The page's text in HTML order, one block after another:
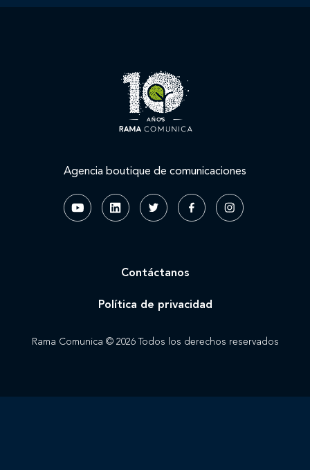
Agencia boutique de comunicaciones
Rama Comunica © 2026 Todos los derechos reservados
Contáctanos
Política de privacidad